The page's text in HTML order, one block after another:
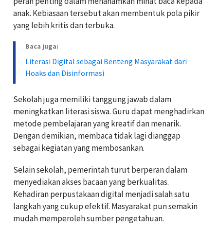
anak. Kebiasaan tersebut akan membentuk pola pikir
yang lebih kritis dan terbuka.
Baca juga:
Literasi Digital sebagai Benteng Masyarakat dari
Hoaks dan Disinformasi
Sekolah juga memiliki tanggung jawab dalam
meningkatkan literasi siswa. Guru dapat menghadirkan
metode pembelajaran yang kreatif dan menarik.
Dengan demikian, membaca tidak lagi dianggap
sebagai kegiatan yang membosankan.
Selain sekolah, pemerintah turut berperan dalam
menyediakan akses bacaan yang berkualitas.
Kehadiran perpustakaan digital menjadi salah satu
langkah yang cukup efektif. Masyarakat pun semakin
mudah memperoleh sumber pengetahuan.